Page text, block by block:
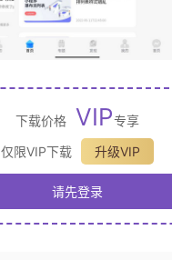
下载价格 VIP专享
仅限VIP下载
升级VIP
请先登录